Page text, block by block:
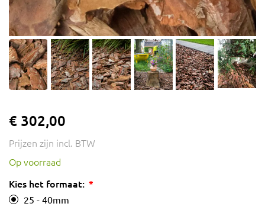
€ 302,00
Prijzen zijn incl. BTW
Op voorraad
Kies het formaat:
25 - 40mm